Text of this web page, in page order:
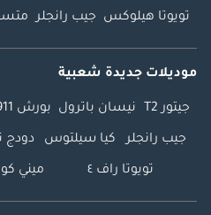
تويوتا هيلوكس جيب رانجلر
موديلات جديدة شعبية
جيتور T2 نيسان باترول بورش 911
جيب رانجلر كيا سيلتوس دودج
تويوتا راف ٤ ميني